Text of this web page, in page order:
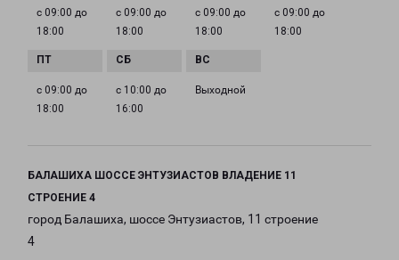
с 09:00 до
18:00
с 09:00 до
18:00
с 09:00 до
18:00
с 09:00 до
18:00
с 09:00 до
18:00
с 10:00 до
16:00
Выходной
БАЛАШИХА ШОССЕ ЭНТУЗИАСТОВ ВЛАДЕНИЕ 11
СТРОЕНИЕ 4
город Балашиха, шоссе Энтузиастов, 11 строение
4